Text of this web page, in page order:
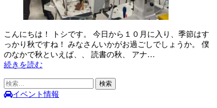
こんにちは！ トシです。 今日から１０月に入り、季節はす
っかり秋ですね！ みなさんいかがお過ごしでしょうか。 僕
のなかで秋といえば、、 読書の秋、 アナ…
続きを読む
検
索:イベント情報